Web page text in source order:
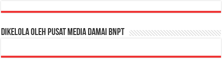
Dikelola oleh Pusat Media Damai BNPT